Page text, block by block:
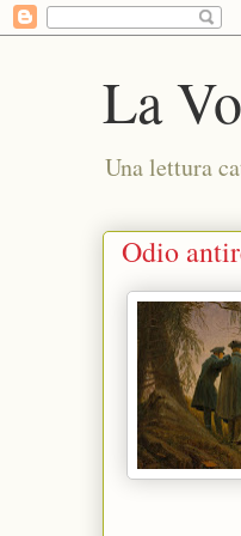
La
Una lettura
Odio